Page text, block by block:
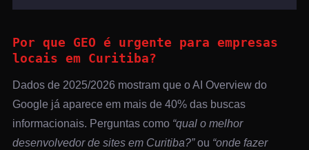
Por que GEO é urgente para empresas
locais em Curitiba?
Dados de 2025/2026 mostram que o AI Overview do
Google já aparece em mais de 40% das buscas
informacionais. Perguntas como “qual o melhor
desenvolvedor de sites em Curitiba?”ou “onde fazer